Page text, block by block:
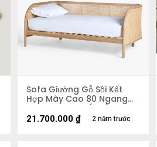
Sofa Giường Gỗ Sồi Kết
Hợp Mây Cao 80 Ngang
200 Rộng 98,5 (cm)
2 năm trước
21.700.000 ₫